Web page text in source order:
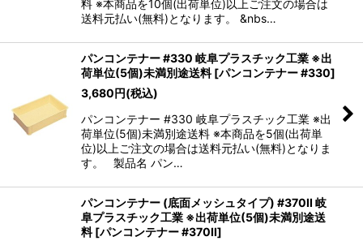
料 ※本商品を10個(出荷単位)以上ご注文の場合は
送料元払い(無料)となります。 &nbs…
パンコンテナー #330 岐阜プラスチック工業 ※出
荷単位(5個)未満別途送料 [パンコンテナー #330]
3,680円(税込)
パンコンテナー #330 岐阜プラスチック工業 ※出
荷単位(5個)未満別途送料 ※本商品を5個(出荷単
位)以上ご注文の場合は送料元払い(無料)となりま
す。 製品名 パン…
パンコンテナー (底面メッシュタイプ) #370II 岐
阜プラスチック工業 ※出荷単位(5個)未満別途送
料 [パンコンテナー #370II]